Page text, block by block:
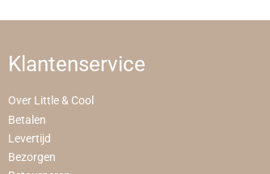
Klantenservice
Over Little & Cool
Betalen
Levertijd
Bezorgen